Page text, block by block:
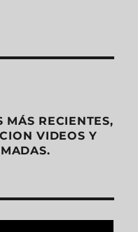
MÁS RECIENTES,
VIDEOS Y